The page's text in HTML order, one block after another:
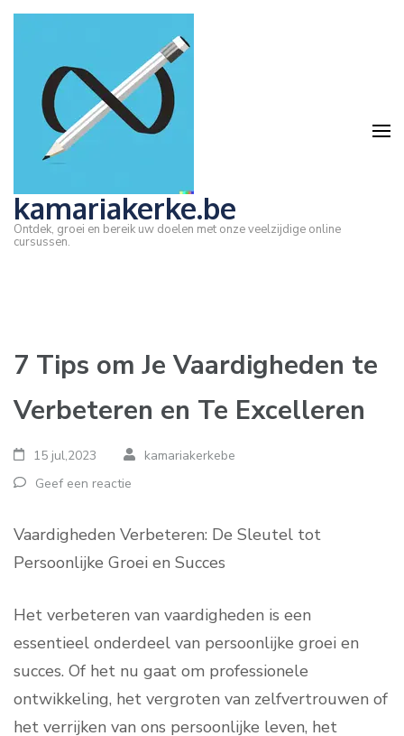
Ga
Enter)
kamariakerke.be
Ontdek, groei en bereik uw doelen met onze veelzijdige online
cursussen.
7 Tips om Je Vaardigheden te
Verbeteren en Te Excelleren
15 jul,2023
kamariakerkebe
Geef een reactie
Vaardigheden Verbeteren: De Sleutel tot
Persoonlijke Groei en Succes
Het verbeteren van vaardigheden is een
essentieel onderdeel van persoonlijke groei en
succes. Of het nu gaat om professionele
ontwikkeling, het vergroten van zelfvertrouwen of
het verrijken van ons persoonlijke leven, het